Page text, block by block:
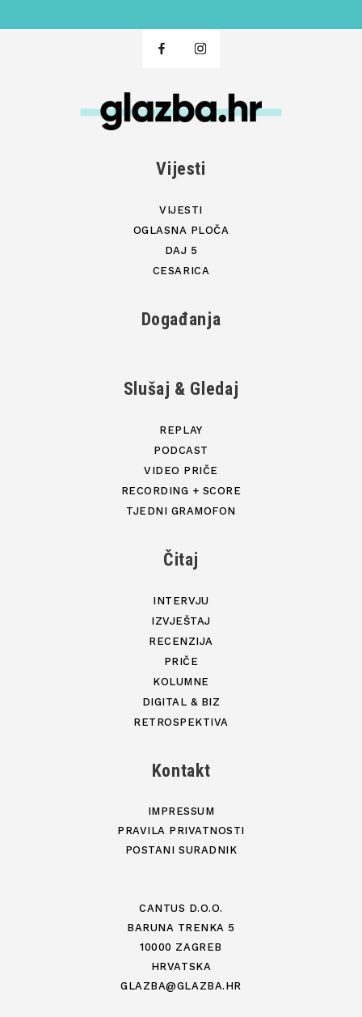
Vijesti
VIJESTI
OGLASNA PLOČA
DAJ 5
CESARICA
Događanja
Slušaj & Gledaj
REPLAY
PODCAST
VIDEO PRIČE
RECORDING + SCORE
TJEDNI GRAMOFON
Čitaj
INTERVJU
IZVJEŠTAJ
RECENZIJA
PRIČE
KOLUMNE
DIGITAL & BIZ
RETROSPEKTIVA
Kontakt
IMPRESSUM
PRAVILA PRIVATNOSTI
POSTANI SURADNIK
CANTUS D.O.O.
BARUNA TRENKA 5
10000 ZAGREB
HRVATSKA
GLAZBA@GLAZBA.HR